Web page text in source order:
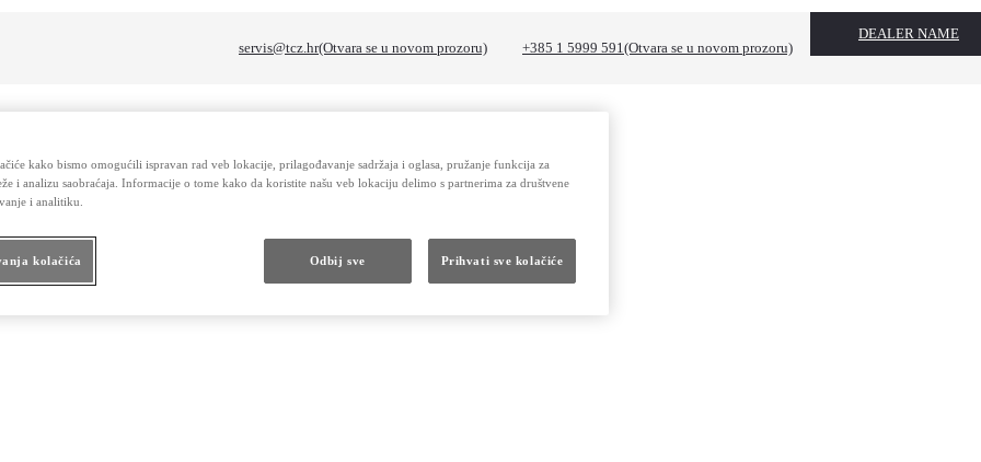
servis@tcz.hr(Otvara se u novom prozoru) +385 1 5999 591(Otvara se u novom prozoru)
DEALER NAME
kako bismo omogućili ispravan rad veb lokacije, prilagođavanje sadržaja i oglasa, pružanje funkcija za
i analizu saobraćaja. Informacije o tome kako da koristite našu veb lokaciju delimo s partnerima za društvene
i analitiku.
kolačića Odbij sve Prihvati sve kolačiće